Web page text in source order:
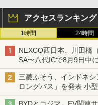
アクセスランキング
1時間 24時間
NEXCO西日本、川田橋
SA〜八代ICで8月9日中
三菱ふそう、インドネ
ロングバス」を発表 小
バス